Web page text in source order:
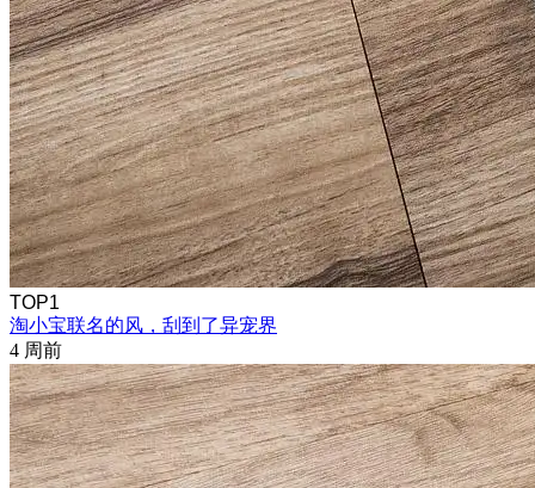
TOP1
淘小宝联名的风，刮到了异宠界
4 周前